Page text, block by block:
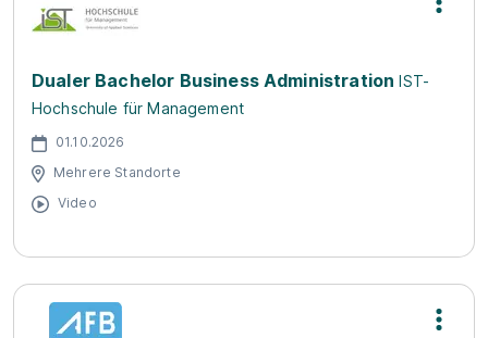
Dualer Bachelor Business Administration IST-
Hochschule für Management
01.10.2026
Mehrere Standorte
Video